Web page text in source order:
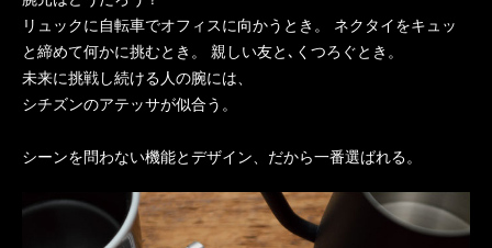
リュックに自転車でオフィスに向かうとき。
ネクタイをキュッ
と締めて何かに挑むとき。
親しい友と､くつろぐとき。
未来に挑戦し続ける人の腕には、
シチズンのアテッサが似合う。
シーンを問わない機能とデザイン、だから一番選ばれる。